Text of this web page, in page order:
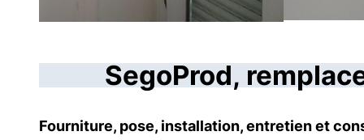
SegoProd,
Fourniture, pose, installation, entretien et